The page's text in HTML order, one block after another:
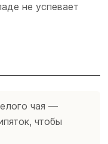
не успевает
чая —
чтобы